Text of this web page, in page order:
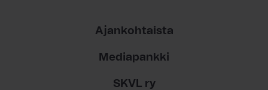
Ajankohtaista
Mediapankki
SKVL ry